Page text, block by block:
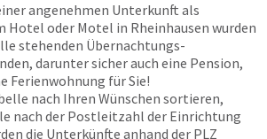
angenehmen Unterkunft als
Hotel oder Motel in Rheinhausen wurden
stehenden Übernachtungs­
darunter sicher auch eine Pension,
Ferienwohnung für Sie!
nach Ihren Wünschen sortieren,
nach der Postleitzahl der Einrichtung
die Unterkünfte anhand der PLZ